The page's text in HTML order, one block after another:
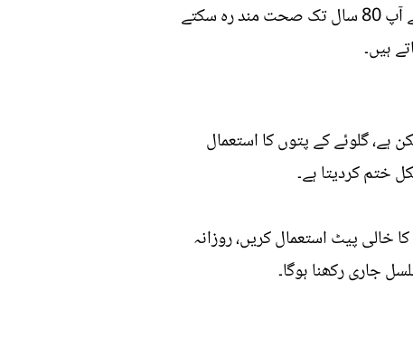
مگر آپ یہ جان کر حیران رہ جائیں گے کہ گلوئے کے پتوں میں ایسے فوائد پائے جاتے ہیں جس کے ذریعے آپ 80 سال تک صحت مند رہ سکتے
ہیں۔
گلوئے کے پتوں کا استعمال
ختم کردیتا ہے۔
پیٹ استعمال کریں، روزانہ
جاری رکھنا ہوگا۔